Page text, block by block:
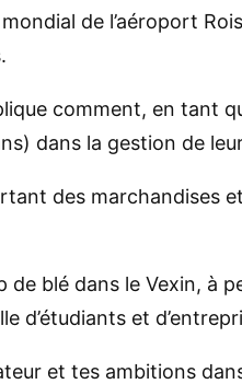
de l’aéroport
comment, en tant
dans la gestion de
des marchandises
de blé dans le Vexin, à
d’étudiants et
et tes ambitions